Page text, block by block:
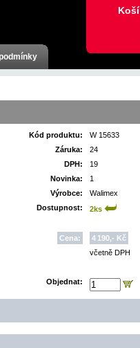
Kód produktu:
W 15633
Záruka:
24
DPH:
19
Novinka:
1
Výrobce:
Walimex
Dostupnost:
2ks
Cena:
4 190,- Kč
včetně DPH
Objednat: